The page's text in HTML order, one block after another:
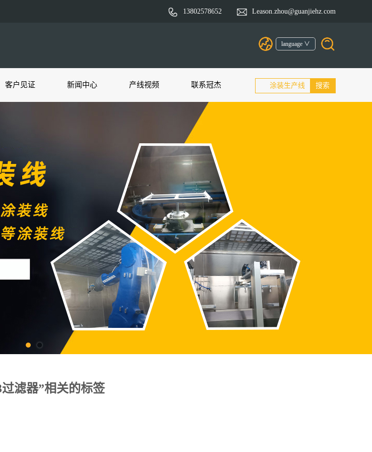
13802578652 Leason.zhou@guanjiehz.com
language ∨
客户见证 新闻中心 产线视频 联系冠杰
滤器”相关的标签